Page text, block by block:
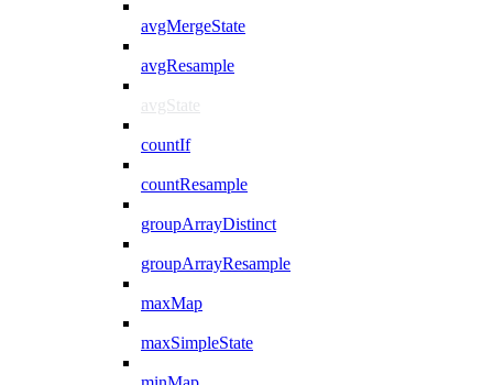
avgMergeState
avgResample
avgState
countIf
countResample
groupArrayDistinct
groupArrayResample
maxMap
maxSimpleState